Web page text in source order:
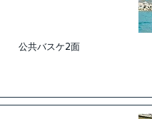
公共バスケ2面